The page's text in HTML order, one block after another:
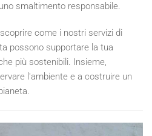
smaltimento responsabile.
come i nostri servizi di
possono supportare la tua
più sostenibili. Insieme,
l'ambiente e a costruire un